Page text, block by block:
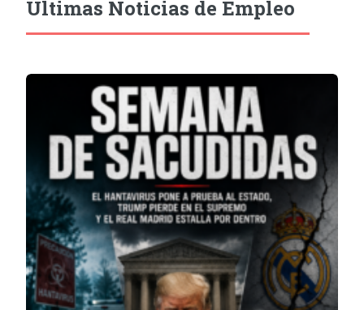
Últimas Noticias de Empleo